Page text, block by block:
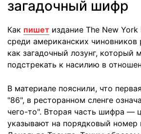
загадочный шифр
Как пишет издание The New
среди американских чиновников
как загадочный лозунг, который
подстрекать к насилию в
В материале пояснили, что
"86", в ресторанном сленге
чего-то". Вторая часть шифра —
указывают на порядковый номер